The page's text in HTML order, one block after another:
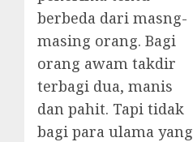
berbeda dari masng-
masing orang. Bagi
orang awam takdir
terbagi dua, manis
dan pahit. Tapi tidak
bagi para ulama yang